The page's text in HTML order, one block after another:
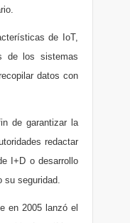
de IoT,
de los sistemas
datos con
de garantizar la
redactar
I+D o desarrollo
su seguridad.
en 2005 lanzó el